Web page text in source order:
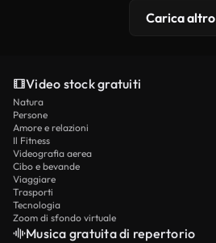
Carica altro
Video stock gratuiti
Natura
Persone
Amore e relazioni
Il Fitness
Videografia aerea
Cibo e bevande
Viaggiare
Trasporti
Tecnologia
Zoom di sfondo virtuale
Musica gratuita di repertorio